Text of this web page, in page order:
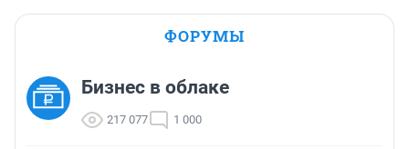
ФОРУМЫ
Бизнес в облаке
217 077 1 000